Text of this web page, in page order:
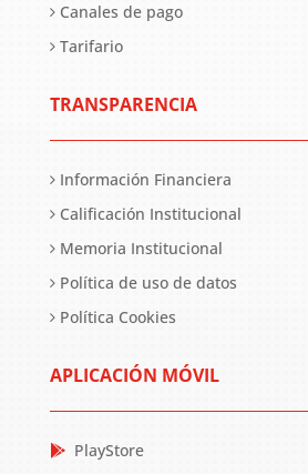
Canales de pago
Tarifario
TRANSPARENCIA
Información Financiera
Calificación Institucional
Memoria Institucional
Política de uso de datos
Política Cookies
APLICACIÓN MÓVIL
PlayStore